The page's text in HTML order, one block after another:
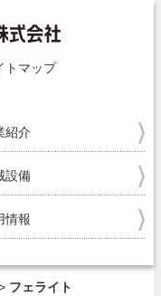
トマップ
紹介
設備
情報
フェライト